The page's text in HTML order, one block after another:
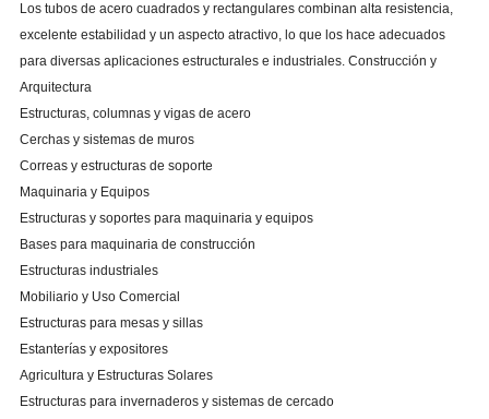
Los tubos de acero cuadrados y rectangulares combinan alta resistencia,
excelente estabilidad y un aspecto atractivo, lo que los hace adecuados
para diversas aplicaciones estructurales e industriales. Construcción y
Arquitectura
Estructuras, columnas y vigas de acero
Cerchas y sistemas de muros
Correas y estructuras de soporte
Maquinaria y Equipos
Estructuras y soportes para maquinaria y equipos
Bases para maquinaria de construcción
Estructuras industriales
Mobiliario y Uso Comercial
Estructuras para mesas y sillas
Estanterías y expositores
Agricultura y Estructuras Solares
Estructuras para invernaderos y sistemas de cercado